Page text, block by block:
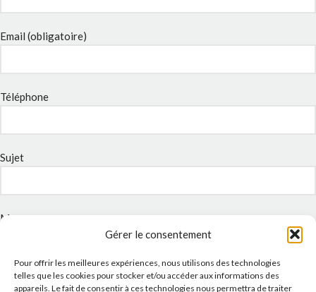
Gérer le consentement
Pour offrir les meilleures expériences, nous utilisons des technologies
telles que les cookies pour stocker et/ou accéder aux informations des
appareils. Le fait de consentir à ces technologies nous permettra de traiter
Email (obligatoire)
Téléphone
Sujet
Message